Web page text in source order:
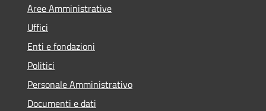
Aree Amministrative
Uffici
Enti e fondazioni
Politici
Personale Amministrativo
Documenti e dati